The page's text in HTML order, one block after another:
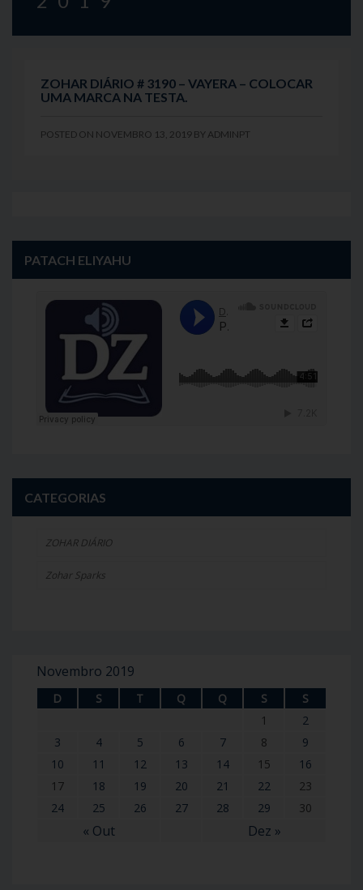
ZOHAR DIÁRIO # 3190 – VAYERA – COLOCAR
UMA MARCA NA TESTA.
POSTED ON NOVEMBRO 13, 2019 BY ADMINPT
PATACH ELIYAHU
CATEGORIAS
ZOHAR DIÁRIO
Zohar Sparks
Novembro 2019
D S T Q Q S S
« Out Dez »
1
2
3
4 5 6 7 8
9
10
11 12 13 14 15
16
17
18 19 20 21 22
23
24
25 26 27 28 29 30